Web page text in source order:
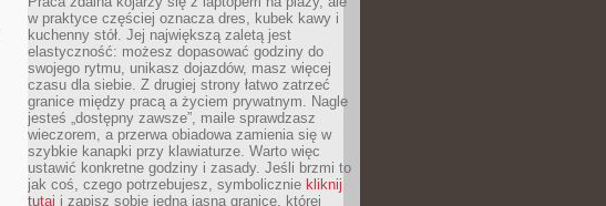
w praktyce częściej oznacza dres, kubek kawy i
kuchenny stół. Jej największą zaletą jest
elastyczność: możesz dopasować godziny do
swojego rytmu, unikasz dojazdów, masz więcej
czasu dla siebie. Z drugiej strony łatwo zatrzeć
granice między pracą a życiem prywatnym. Nagle
jesteś „dostępny zawsze”, maile sprawdzasz
wieczorem, a przerwa obiadowa zamienia się w
szybkie kanapki przy klawiaturze. Warto więc
ustawić konkretne godziny i zasady. Jeśli brzmi to
jak coś, czego potrzebujesz, symbolicznie kliknij
tutaj i zapisz sobie jedną jasną granicę, której